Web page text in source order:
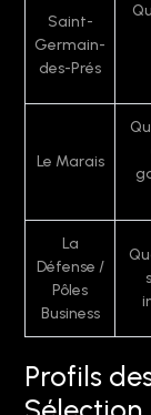
Saint-
Germain-
des-Prés
Le Marais
La
Défense /
Pôles
Business
Profils